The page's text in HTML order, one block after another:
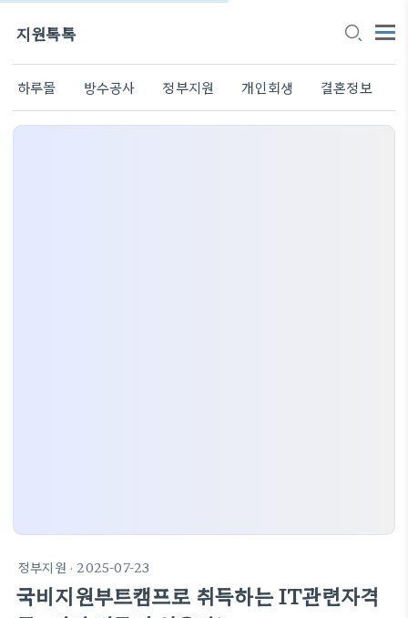
지원톡톡
하루몰 방수공사 정부지원 개인회생 결혼정보
정부지원 · 2025-07-23
국비지원부트캠프로 취득하는 IT관련자격